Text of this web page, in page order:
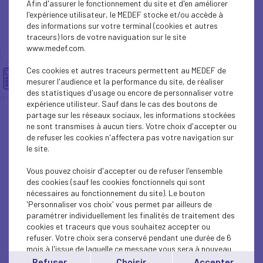
INTERNATIONAL - EUROPE
INTERNATIONAL - EUROPE
ECONOMY
ECONOMY
INTERNATIONAL - EUROPE
ECONOMY
ECONOMY
INTERNATIONAL - EUROPE
INTERNATIONAL - EUROPE
Afin d'assurer le fonctionnement du site et d'en améliorer
l'expérience utilisateur, le MEDEF stocke et/ou accède à
des informations sur votre terminal (cookies et autres
traceurs) lors de votre naviguation sur le site
www.medef.com.
Ces cookies et autres traceurs permettent au MEDEF de
mesurer l'audience et la performance du site, de réaliser
des statistiques d'usage ou encore de personnaliser votre
expérience utilisteur. Sauf dans le cas des boutons de
partage sur les réseaux sociaux, les informations stockées
ne sont transmises à aucun tiers. Votre choix d'accepter ou
de refuser les cookies n'affectera pas votre navigation sur
le site.
Vous pouvez choisir d'accepter ou de refuser l'ensemble
des cookies (sauf les cookies fonctionnels qui sont
nécessaires au fonctionnement du site). Le bouton
'Personnaliser vos choix' vous permet par ailleurs de
paramétrer individuellement les finalités de traitement des
cookies et traceurs que vous souhaitez accepter ou
refuser. Votre choix sera conservé pendant une durée de 6
mois à l'issue de laquelle ce message vous sera à nouveau
affiché..